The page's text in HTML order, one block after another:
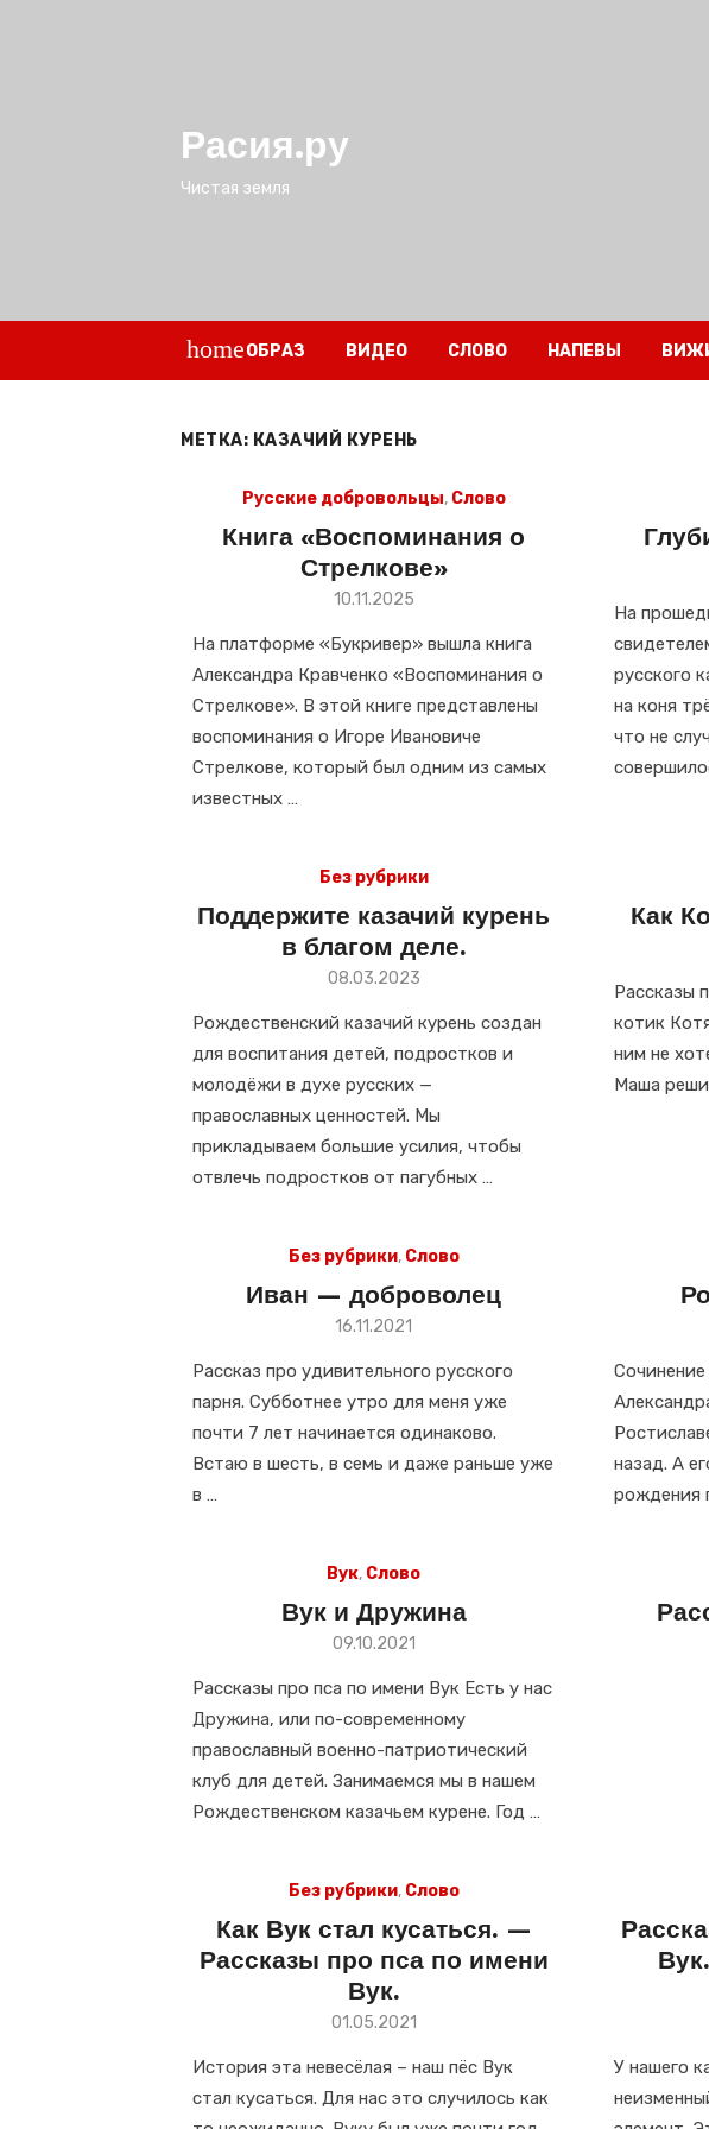
Расия.ру
Чистая земля
homeОБРАЗ ВИДЕО СЛОВО НАПЕВЫ
МЕТКА: КАЗАЧИЙ КУРЕНЬ
Русские добровольцы, Слово
Книга «Воспоминания о
Стрелкове»
Размещено
10.11.2025
На платформе «Букривер» вышла книга
Александра Кравченко «Воспоминания о
Стрелкове». В этой книге представлены
воспоминания о Игоре Ивановиче
Стрелкове, который был одним из самых
известных …
На
русского
на коня
что не
Без рубрики
Поддержите казачий курень
в благом деле.
Размещено
08.03.2023
Рождественский казачий курень создан
для воспитания детей, подростков и
молодёжи в духе русских —
православных ценностей. Мы
прикладываем большие усилия, чтобы
отвлечь подростков от пагубных …
Как
Рассказы
котик
ним не
Маша
Без рубрики, Слово
Иван — доброволец
Размещено
16.11.2021
Рассказ про удивительного русского
парня. Субботнее утро для меня уже
почти 7 лет начинается одинаково.
Встаю в шесть, в семь и даже раньше уже
в …
назад. А
рождения
Вук, Слово
Вук и Дружина
Размещено
09.10.2021
Рассказы про пса по имени Вук Есть у нас
Дружина, или по-современному
православный военно-патриотический
клуб для детей. Занимаемся мы в нашем
Рождественском казачьем курене. Год …
Без рубрики, Слово
Как Вук стал кусаться. —
Рассказы про пса по имени
Вук.
Размещено
01.05.2021
История эта невесёлая – наш пёс Вук
стал кусаться. Для нас это случилось как
У нашего